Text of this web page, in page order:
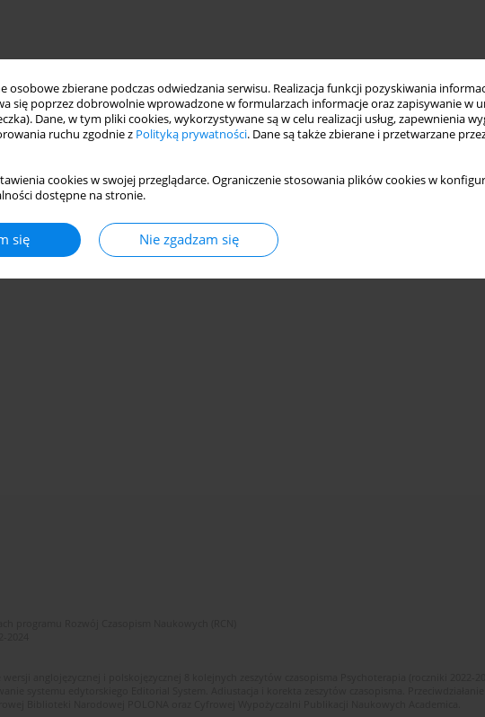
osobowe zbierane podczas odwiedzania serwisu. Realizacja funkcji pozyskiwania
się poprzez dobrowolnie wprowadzone w formularzach informacje oraz zapisywanie w
Dane, w tym pliki cookies, wykorzystywane są w celu realizacji usług, zapewnienia
ruchu zgodnie z Polityką prywatności. Dane są także zbierane i przetwarzane
cookies w swojej przeglądarce. Ograniczenie stosowania plików cookies w
dostępne na stronie.
się Nie zgadzam się